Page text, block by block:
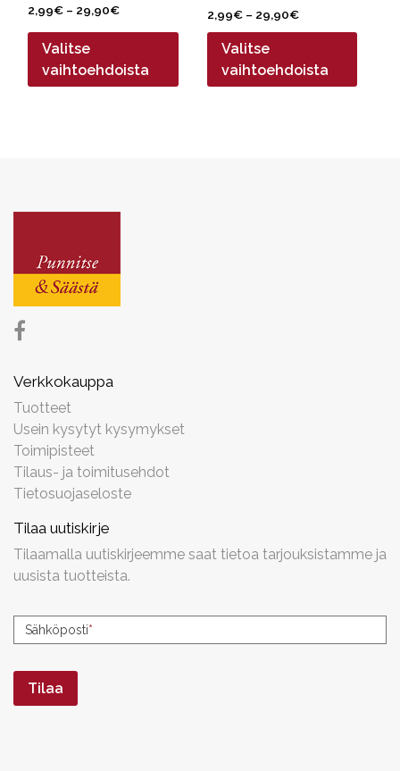
2,99€ – 29,90€Hintaluokka:
29,90€
Valitse
vaihtoehdoista
2,99€ – 29,90€Hintaluokka:
2,99€
29,90€
Valitse
vaihtoehdoista
Verkkokauppa
Tuotteet
Usein kysytyt kysymykset
Toimipisteet
Tilaus- ja toimitusehdot
Tietosuojaseloste
Tilaa uutiskirje
Tilaamalla uutiskirjeemme saat tietoa tarjouksistamme ja
uusista tuotteista.
Uutiskirjeen
tilaus
Sähköposti*
Tilaa